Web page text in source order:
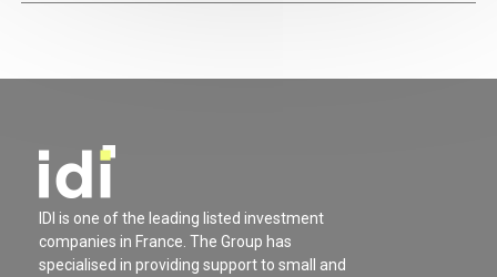
IDI is one of the leading listed investment
companies in France. The Group has
specialised in providing support to small and